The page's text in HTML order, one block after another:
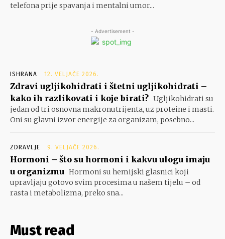
telefona prije spavanja i mentalni umor...
- Advertisement -
ISHRANA 12. VELJAČE 2026.
Zdravi ugljikohidrati i štetni ugljikohidrati –
kako ih razlikovati i koje birati? Ugljikohidrati su
jedan od tri osnovna makronutrijenta, uz proteine i masti.
Oni su glavni izvor energije za organizam, posebno...
ZDRAVLJE 9. VELJAČE 2026.
Hormoni – što su hormoni i kakvu ulogu imaju
u organizmu Hormoni su hemijski glasnici koji
upravljaju gotovo svim procesima u našem tijelu – od
rasta i metabolizma, preko sna...
Must read